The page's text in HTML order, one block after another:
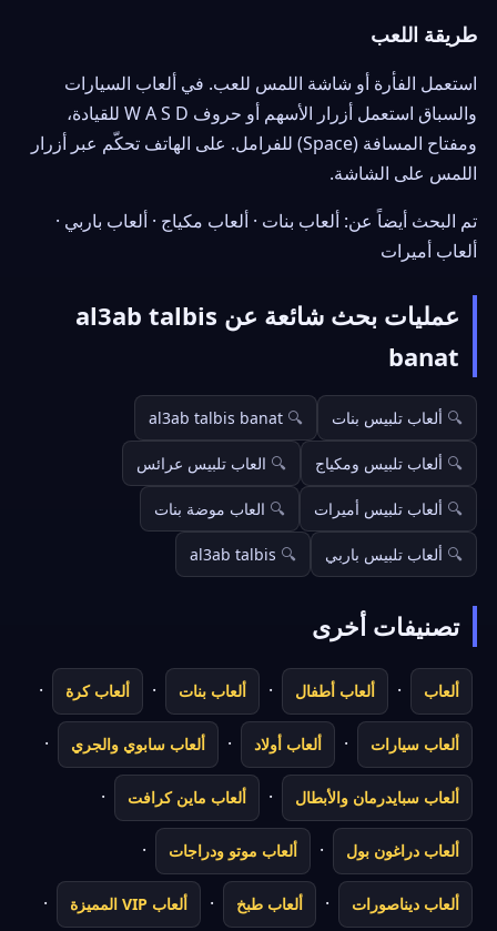
طريقة اللعب
استعمل الفأرة أو شاشة اللمس للعب. في ألعاب السيارات
والسباق استعمل أزرار الأسهم أو حروف W A S D للقيادة،
ومفتاح المسافة (Space) للفرامل. على الهاتف تحكّم عبر أزرار
اللمس على الشاشة.
تم البحث أيضاً عن: ألعاب بنات · ألعاب مكياج · ألعاب باربي ·
ألعاب أميرات
عمليات بحث شائعة عن al3ab talbis
banat
ألعاب تلبيس بنات al3ab talbis banat
ألعاب تلبيس ومكياج العاب تلبيس عرائس
ألعاب تلبيس أميرات العاب موضة بنات
ألعاب تلبيس باربي al3ab talbis
تصنيفات أخرى
ألعاب · ألعاب أطفال · ألعاب بنات · ألعاب كرة ·
ألعاب سيارات · ألعاب أولاد · ألعاب سابوي والجري ·
ألعاب سبايدرمان والأبطال · ألعاب ماين كرافت ·
ألعاب دراغون بول · ألعاب موتو ودراجات ·
ألعاب ديناصورات · ألعاب طبخ · ألعاب VIP المميزة ·